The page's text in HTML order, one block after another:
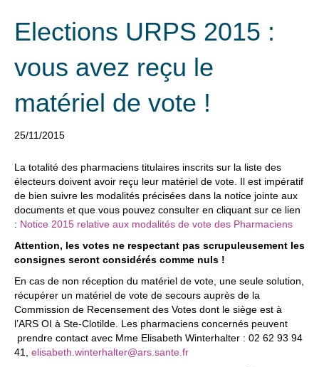
Elections URPS 2015 :
vous avez reçu le
matériel de vote !
25/11/2015
La totalité des pharmaciens titulaires inscrits sur la liste des
électeurs doivent avoir reçu leur matériel de vote. Il est impératif
de bien suivre les modalités précisées dans la notice jointe aux
documents et que vous pouvez consulter en cliquant sur ce lien
: Notice 2015 relative aux modalités de vote des Pharmaciens
Attention, les votes ne respectant pas scrupuleusement les
consignes seront considérés comme nuls !
En cas de non réception du matériel de vote, une seule solution,
récupérer un matériel de vote de secours auprès de la
Commission de Recensement des Votes dont le siège est à
l’ARS OI à Ste-Clotilde. Les pharmaciens concernés peuvent
prendre contact avec Mme Elisabeth Winterhalter : 02 62 93 94
41, elisabeth.winterhalter@ars. sante.fr